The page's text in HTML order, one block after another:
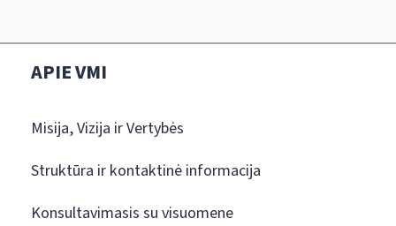
APIE VMI
Misija, Vizija ir Vertybės
Struktūra ir kontaktinė informacija
Konsultavimasis su visuomene